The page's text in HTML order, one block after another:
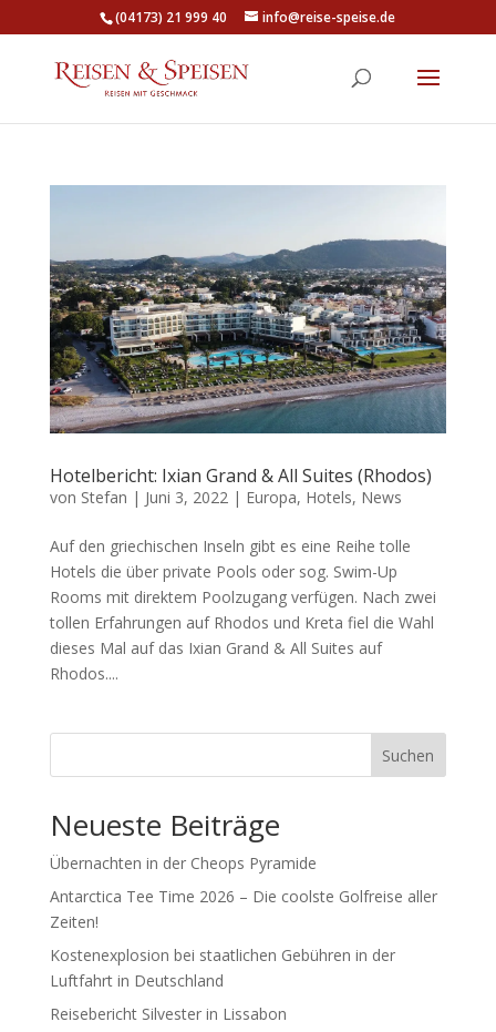
(04173) 21 999 40 info@reise-speise.de
Hotelbericht: Ixian Grand & All Suites (Rhodos)
von Stefan | Juni 3, 2022| Europa, Hotels, News
Auf den griechischen Inseln gibt es eine Reihe tolle
Hotels die über private Pools oder sog. Swim-Up
Rooms mit direktem Poolzugang verfügen. Nach zwei
tollen Erfahrungen auf Rhodos und Kreta fiel die Wahl
dieses Mal auf das Ixian Grand & All Suites auf
Rhodos....
Suchen
Neueste Beiträge
Übernachten in der Cheops Pyramide
Antarctica Tee Time 2026 – Die coolste Golfreise aller
Zeiten!
Kostenexplosion bei staatlichen Gebühren in der
Luftfahrt in Deutschland
Reisebericht Silvester in Lissabon